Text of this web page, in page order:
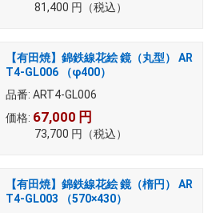
81,400 円 （税込）
【有田焼】錦鉄線花絵 鏡（丸型） AR
T4-GL006 （φ400）
品番: ART4-GL006
価格: 67,000 円
73,700 円 （税込）
【有田焼】錦鉄線花絵 鏡（楕円） AR
T4-GL003 （570×430）